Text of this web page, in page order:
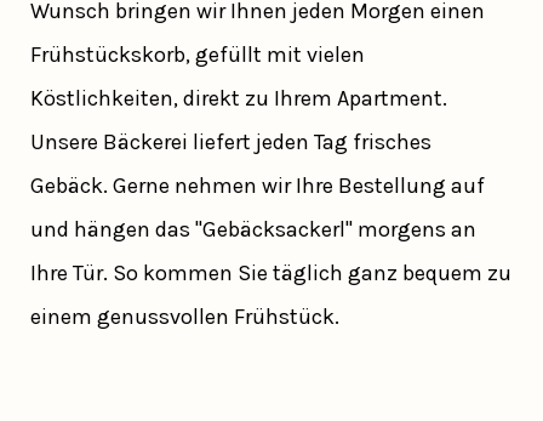
Wunsch bringen wir Ihnen jeden Morgen einen
Frühstückskorb, gefüllt mit vielen
Köstlichkeiten, direkt zu Ihrem Apartment.
Unsere Bäckerei liefert jeden Tag frisches
Gebäck. Gerne nehmen wir Ihre Bestellung auf
und hängen das "Gebäcksackerl" morgens an
Ihre Tür. So kommen Sie täglich ganz bequem zu
einem genussvollen Frühstück.